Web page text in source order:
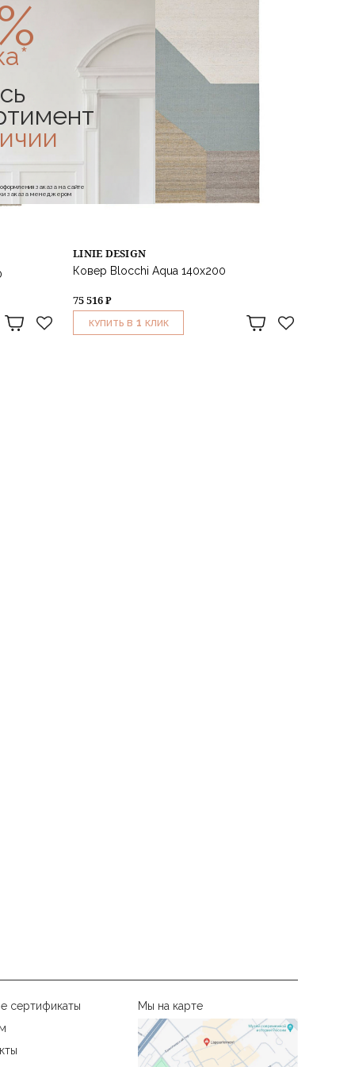
LINIE DESIGN
Ковер Blocchi Aqua 140x200
75 516 ₽
КУПИТЬ В 1 КЛИК
заказа на сайте
заказа менеджером
Мы на карте
сертификаты